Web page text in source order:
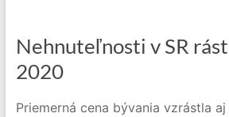
Nehnuteľnosti v SR
2020
Priemerná cena bývania vzrástla